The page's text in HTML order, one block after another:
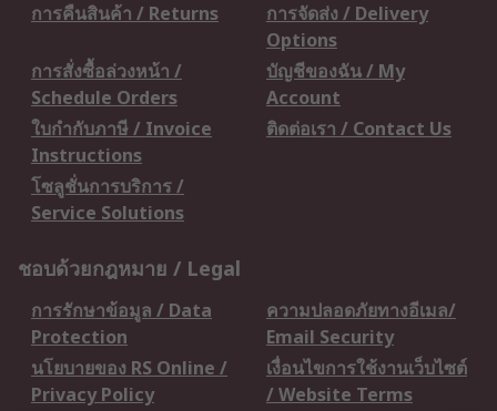
การคืนสินค้า / Returns
การจัดส่ง / Delivery
Options
การสั่งซื้อล่วงหน้า /
Schedule Orders
บัญชีของฉัน / My
Account
ใบกำกับภาษี / Invoice
Instructions
ติดต่อเรา / Contact Us
โซลูชั่นการบริการ /
Service Solutions
ชอบด้วยกฎหมาย / Legal
การรักษาข้อมูล / Data
Protection
ความปลอดภัยทางอีเมล/
Email Security
นโยบายของ RS Online /
Privacy Policy
เงื่อนไขการใช้งานเว็บไซต์
/ Website Terms